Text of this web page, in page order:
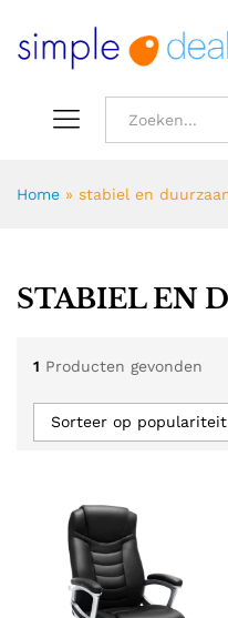
Home » stabiel en
STABIEL EN
1 Producten gevonden
Sorteer op populariteit